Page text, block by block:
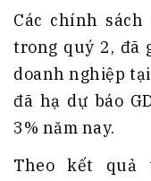
Các chính
trong quý 2, đã
doanh nghiệp
đã hạ dự báo
3% năm nay.
Theo kết quả